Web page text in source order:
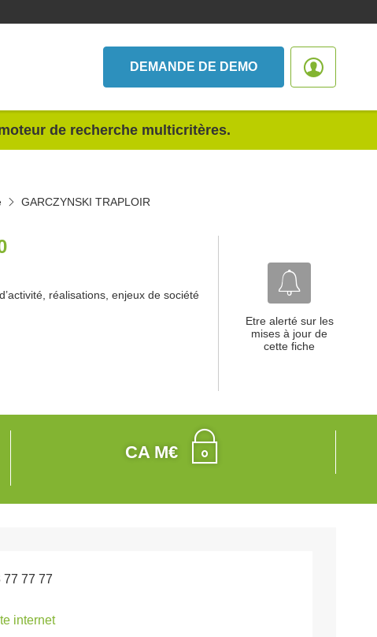
DEMANDE DE DEMO
de recherche multicritères.
GARCZYNSKI TRAPLOIR
réalisations, enjeux de société
Etre alerté sur les
mises à jour de
cette fiche
CA M€
77 77 77
internet